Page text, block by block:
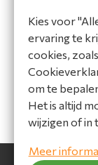
Vergelijk
Kies voor
ervaring te
cookies,
om te
Het is altijd
wijzigen of in
Meer